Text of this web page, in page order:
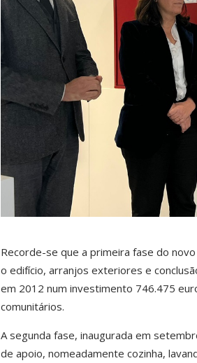
Recorde-se que a primeira fase do
o edifício, arranjos exteriores e
em 2012 num investimento 746.475
comunitários.
A segunda fase, inaugurada em
de apoio, nomeadamente cozinha,